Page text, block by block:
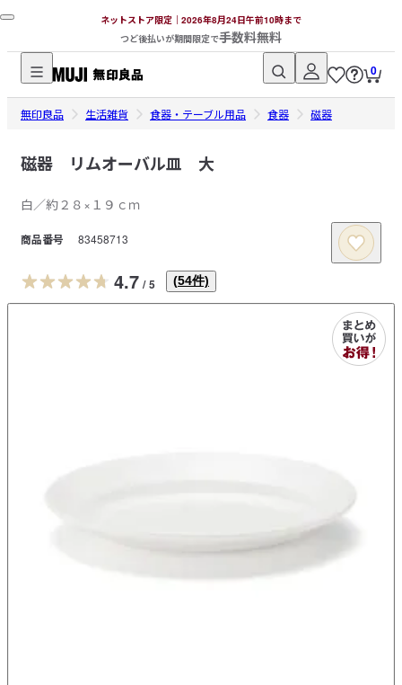
ネットストア限定｜2026年8月24日午前10時まで
つど後払いが期間限定で手数料無料
無
印
品
ッ
ス
ト
0
無印良品 生活雑貨 食器・テーブル用品 食器 磁器
磁器 リムオーバル皿 大
白／約２８×１９ｃｍ
商品番号 83458713
4.7 / 5 (54件)